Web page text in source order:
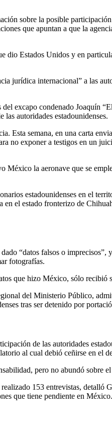
sobre la posible
que apuntan a que la
dio Estados Unidos y en
jurídica internacional” a las
excapo condenado Joaquín
autoridades estadounidenses.
Esta semana, en una carta
no exponer a testigos en un
México la aeronave que se
estadounidenses en el
el estado fronterizo de
“datos falsos o
fotografías.
que hizo México, sólo recibió
del Ministerio Público,
tras ser detenido por
de las autoridades
al cual debió ceñirse en el
pero no abundó sobre el
153 entrevistas, detalló
que tiene pendiente en México.